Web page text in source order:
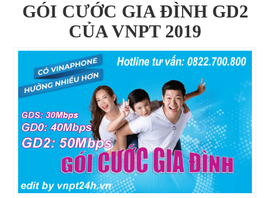
GÓI CƯỚC GIA ĐÌNH GD2
CỦA VNPT 2019